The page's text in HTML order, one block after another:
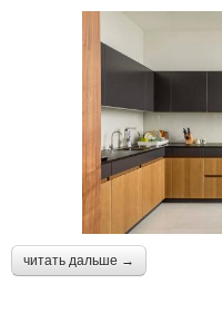
читать дальше →